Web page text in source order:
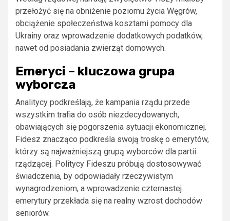
przełożyć się na obniżenie poziomu życia Węgrów,
obciążenie społeczeństwa kosztami pomocy dla
Ukrainy oraz wprowadzenie dodatkowych podatków,
nawet od posiadania zwierząt domowych.
Emeryci – kluczowa grupa
wyborcza
Analitycy podkreślają, że kampania rządu przede
wszystkim trafia do osób niezdecydowanych,
obawiających się pogorszenia sytuacji ekonomicznej.
Fidesz znacząco podkreśla swoją troskę o emerytów,
którzy są najważniejszą grupą wyborców dla partii
rządzącej. Politycy Fideszu próbują dostosowywać
świadczenia, by odpowiadały rzeczywistym
wynagrodzeniom, a wprowadzenie czternastej
emerytury przekłada się na realny wzrost dochodów
seniorów.